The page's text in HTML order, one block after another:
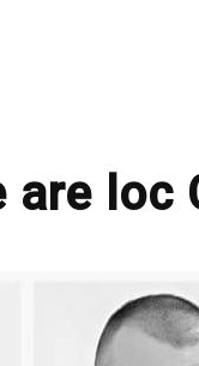
are